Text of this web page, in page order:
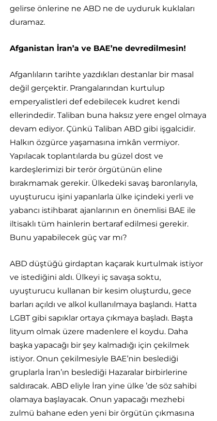
gelirse önlerine ne ABD ne de uyduruk kuklaları
duramaz.
Afganistan İran’a ve BAE’ne devredilmesin!
Afganlıların tarihte yazdıkları destanlar bir masal
değil gerçektir. Prangalarından kurtulup
emperyalistleri def edebilecek kudret kendi
ellerindedir. Taliban buna haksız yere engel olmaya
devam ediyor. Çünkü Taliban ABD gibi işgalcidir.
Halkın özgürce yaşamasına imkân vermiyor.
Yapılacak toplantılarda bu güzel dost ve
kardeşlerimizi bir terör örgütünün eline
bırakmamak gerekir. Ülkedeki savaş baronlarıyla,
uyuşturucu işini yapanlarla ülke içindeki yerli ve
yabancı istihbarat ajanlarının en önemlisi BAE ile
iltisaklı tüm hainlerin bertaraf edilmesi gerekir.
Bunu yapabilecek güç var mı?
ABD düştüğü girdaptan kaçarak kurtulmak istiyor
ve istediğini aldı. Ülkeyi iç savaşa soktu,
uyuşturucu kullanan bir kesim oluşturdu, gece
barları açıldı ve alkol kullanılmaya başlandı. Hatta
LGBT gibi sapıklar ortaya çıkmaya başladı. Başta
lityum olmak üzere madenlere el koydu. Daha
başka yapacağı bir şey kalmadığı için çekilmek
istiyor. Onun çekilmesiyle BAE’nin beslediği
gruplarla İran’ın beslediği Hazaralar birbirlerine
saldıracak. ABD eliyle İran yine ülke ’de söz sahibi
olamaya başlayacak. Onun yapacağı mezhebi
zulmü bahane eden yeni bir örgütün çıkmasına